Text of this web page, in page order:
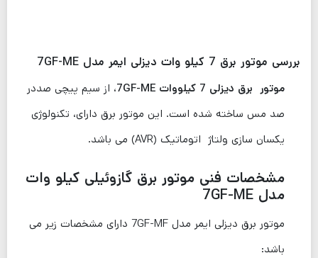
بررسی موتور برق 7 کیلو وات دیزلی ایمر مدل 7GF-ME
موتور برق دیزلی 7 کیلووات 7GF-ME
، از سیم پیچی صددر
صد مس ساخته شده است. این موتور برق دارای، تکنولوژی
یکسان سازی ولتاژ اتوماتیک (AVR) می باشد.
مشخصات فنی موتور برق گازوئیلی کیلو وات
مدل 7GF-ME
موتور برق دیزلی ایمر مدل 7GF-MF دارای مشخصات زیر می
باشد: